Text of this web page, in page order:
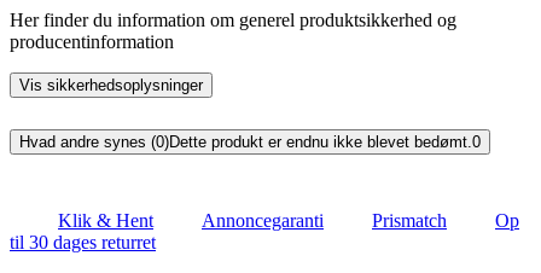
Her finder du information om generel produktsikkerhed og
producentinformation
Vis sikkerhedsoplysninger
Hvad andre synes (0)Dette produkt er endnu ikke blevet bedømt. 0
Klik & Hent Annoncegaranti Prismatch
Op
til 30 dages returret